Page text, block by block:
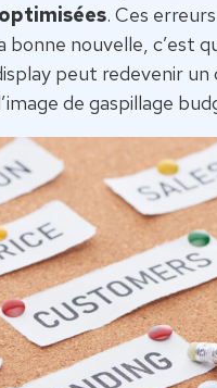
. Ces
bonne nouvelle, c’est
peut redevenir un
de gaspillage